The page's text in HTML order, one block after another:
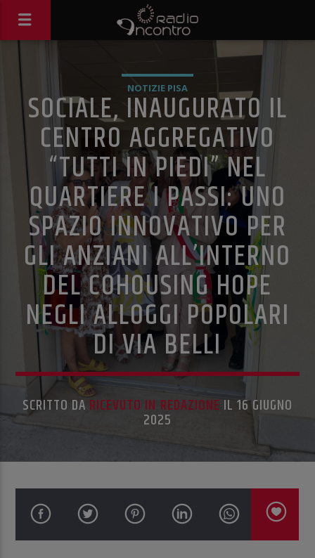
NOTIZIE PISA
SOCIALE, INAUGURATO IL
CENTRO AGGREGATIVO
“TUTTI IN PIEDI” NEL
QUARTIERE I PASSI: UNO
SPAZIO INNOVATIVO PER
GLI ANZIANI ALL’INTERNO
DEL COHOUSING HOPE
NEGLI ALLOGGI POPOLARI
DI VIA BELLI
SCRITTO DA RICEVUTO IN REDAZIONE IL 16 GIUGNO
2025